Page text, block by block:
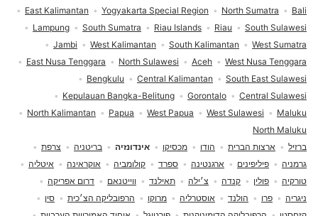
ברזיל ארצות הברית הודו מכסיקו אינדונזיה בריטניה
צרפת
גרמניה
פיליפינים ארגנטינה ספרד קולומביה אוקראינה
איטליה
טורקיה
פולין קנדה צ׳ילה תאילנד ווייטנאם
דרום אפריקה
ניגריה
פרו הולנד אוסטרליה מרוקו הרפובליקה הצ׳כית
סין
Bali
North Sumatra
Yogyakarta Special Region
East Kalimantan
South Sulawesi
Riau
Riau Islands
South Sumatra
Lampung
West Sumatra
South Kalimantan
West Kalimantan
Jambi
West Nusa Tenggara
Aceh
North Sulawesi
East Nusa Tenggara
South East Sulawesi
Central Kalimantan
Bengkulu
Central Sulawesi
Gorontalo
Kepulauan Bangka-Belitung
Maluku
West Sulawesi
West Papua
Papua
North Kalimantan
North Maluku